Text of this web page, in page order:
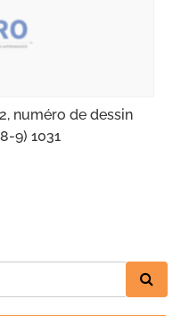
numéro de dessin
9) 1031